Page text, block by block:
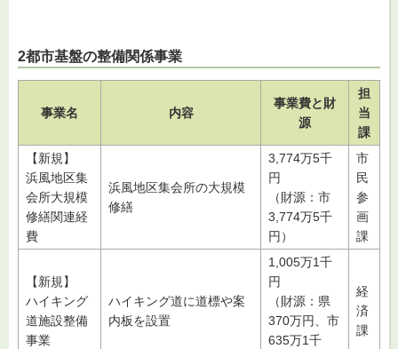
2都市基盤の整備関係事業
事業名 内容
事業費と財
源
担
当
課
【新規】
浜風地区集
会所大規模
修繕関連経
費
浜風地区集会所の大規模
修繕
3,774万5千
円
（財源：市
3,774万5千
円）
市
民
参
画
課
【新規】
ハイキング
道施設整備
事業
ハイキング道に道標や案
内板を設置
1,005万1千
円
（財源：県
370万円、市
635万1千
経
済
課